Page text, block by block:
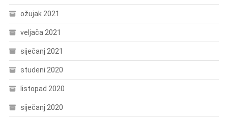
ožujak 2021
veljača 2021
siječanj 2021
studeni 2020
listopad 2020
siječanj 2020